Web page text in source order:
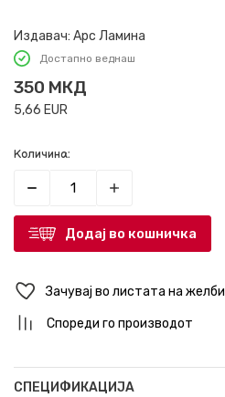
Издавач: Арс Ламина
Достапно веднаш
350 МКД
5,66 EUR
Количина:
Додај во кошничка
Зачувај во листата на желби
Спореди го производот
СПЕЦИФИКАЦИЈА